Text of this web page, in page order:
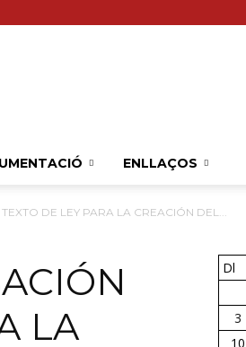
Comarcal
ENLLAÇOS
DE LEY PARA LA CREACIÓN DEL...
LA
Dl
3
10